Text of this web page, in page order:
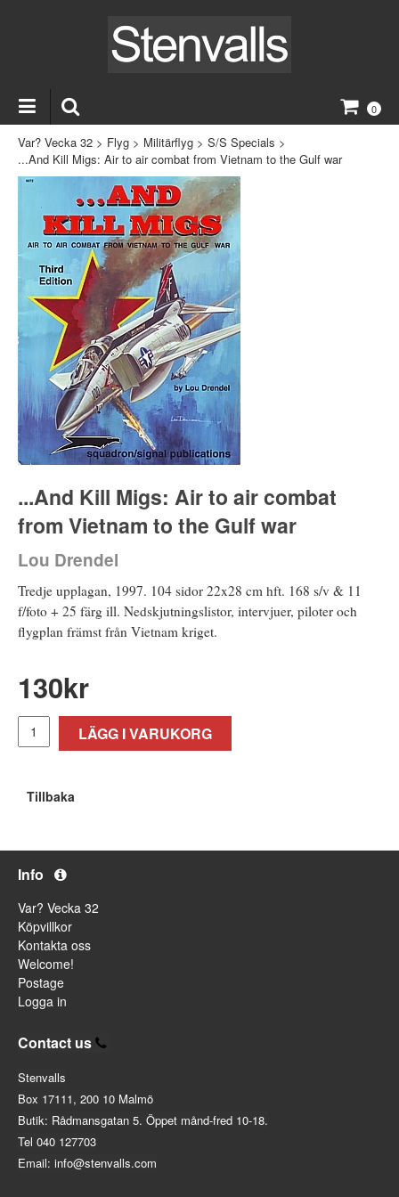
0
Var? Vecka 32 > Flyg > Militärflyg > S/S Specials >
...And Kill Migs: Air to air combat from Vietnam to the Gulf war
...And Kill Migs: Air to air combat
from Vietnam to the Gulf war
Lou Drendel
Tredje upplagan, 1997. 104 sidor 22x28 cm hft. 168 s/v & 11
f/foto + 25 färg ill. Nedskjutningslistor, intervjuer, piloter och
flygplan främst från Vietnam kriget.
130kr
LÄGG I VARUKORG
Tillbaka
Info
Var? Vecka 32
Köpvillkor
Kontakta oss
Welcome!
Postage
Logga in
Contact us
Stenvalls
Box 17111, 200 10 Malmö
Butik: Rådmansgatan 5. Öppet månd-fred 10-18.
Tel 040 127703
Email: info@stenvalls.com